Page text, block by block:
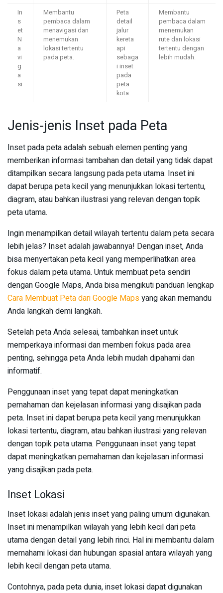
In
s
et
N
a
vi
g
a
si
Membantu
pembaca dalam
menavigasi dan
menemukan
lokasi tertentu
pada peta.
Peta
detail
jalur
kereta
api
sebaga
i inset
pada
peta
kota.
Membantu
pembaca dalam
menemukan
rute dan lokasi
tertentu dengan
lebih mudah.
Jenis-jenis Inset pada Peta
Inset pada peta adalah sebuah elemen penting yang
memberikan informasi tambahan dan detail yang tidak dapat
ditampilkan secara langsung pada peta utama. Inset ini
dapat berupa peta kecil yang menunjukkan lokasi tertentu,
diagram, atau bahkan ilustrasi yang relevan dengan topik
peta utama.
Ingin menampilkan detail wilayah tertentu dalam peta secara
lebih jelas? Inset adalah jawabannya! Dengan inset, Anda
bisa menyertakan peta kecil yang memperlihatkan area
fokus dalam peta utama. Untuk membuat peta sendiri
dengan Google Maps, Anda bisa mengikuti panduan lengkap
Cara Membuat Peta dari Google Mapsyang akan memandu
Anda langkah demi langkah.
Setelah peta Anda selesai, tambahkan inset untuk
memperkaya informasi dan memberi fokus pada area
penting, sehingga peta Anda lebih mudah dipahami dan
informatif.
Penggunaan inset yang tepat dapat meningkatkan
pemahaman dan kejelasan informasi yang disajikan pada
peta. Inset ini dapat berupa peta kecil yang menunjukkan
lokasi tertentu, diagram, atau bahkan ilustrasi yang relevan
dengan topik peta utama. Penggunaan inset yang tepat
dapat meningkatkan pemahaman dan kejelasan informasi
yang disajikan pada peta.
Inset Lokasi
Inset lokasi adalah jenis inset yang paling umum digunakan.
Inset ini menampilkan wilayah yang lebih kecil dari peta
utama dengan detail yang lebih rinci. Hal ini membantu dalam
memahami lokasi dan hubungan spasial antara wilayah yang
lebih kecil dengan peta utama.
Contohnya, pada peta dunia, inset lokasi dapat digunakan